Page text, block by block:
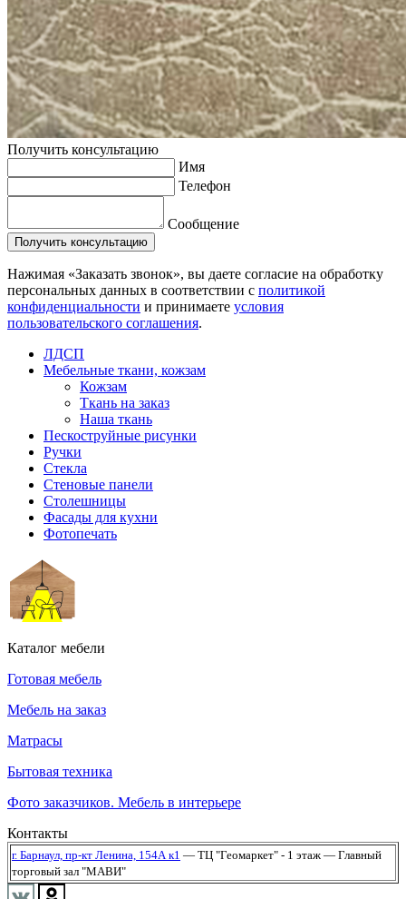
Получить консультацию
Имя
Телефон
Сообщение
Нажимая «Заказать звонок», вы даете согласие на обработку
персональных данных в соответствии с политикой
конфиденциальности и принимаете условия
пользовательского соглашения.
ЛДСП
Мебельные ткани, кожзам
Кожзам
Ткань на заказ
Наша ткань
Пескоструйные рисунки
Ручки
Стекла
Стеновые панели
Столешницы
Фасады для кухни
Фотопечать
Каталог мебели
Готовая мебель
Мебель на заказ
Матрасы
Бытовая техника
Фото заказчиков. Мебель в интерьере
Контакты
г. Барнаул, пр-кт Ленина, 154А к1 — ТЦ "Геомаркет" - 1 этаж — Главный
торговый зал "МАВИ"